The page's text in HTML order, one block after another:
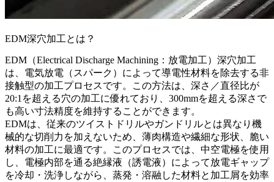
EDM深穴加工とは？
EDM（Electrical Discharge Machining：放電加工）深穴加工
は、電気放電（スパーク）によって導電性材料を除去する非
接触型の加工プロセスです。この方法は、深さ／直径比が
20:1を超える穴の加工に優れており、300mmを超える深さで
も高い寸法精度を維持することができます。
EDMは、従来のツイストドリルやガンドリルとは異なり機
械的な切削力を加えないため、薄肉構造や繊細な形状、脆い
材料の加工に最適です。このプロセスでは、中空電極を使用
し、電極内部を通る絶縁液（誘電液）によって放電ギャップ
を冷却・洗浄しながら、蒸発・溶融した材料と加工屑を効率